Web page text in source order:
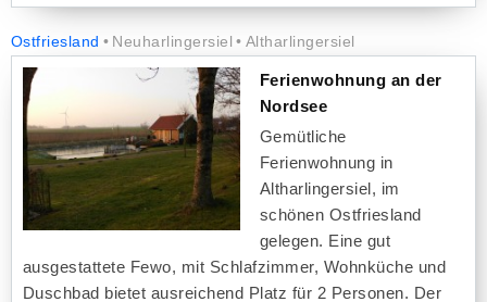
Ostfriesland Neuharlingersiel Altharlingersiel
Ferienwohnung an der
Nordsee
Gemütliche
Ferienwohnung in
Altharlingersiel, im
schönen Ostfriesland
gelegen. Eine gut
ausgestattete Fewo, mit Schlafzimmer, Wohnküche und
Duschbad bietet ausreichend Platz für 2 Personen. Der